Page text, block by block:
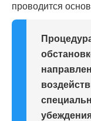
проводится